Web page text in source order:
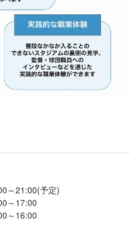
～21:00(予定)
～17:00
～16:00